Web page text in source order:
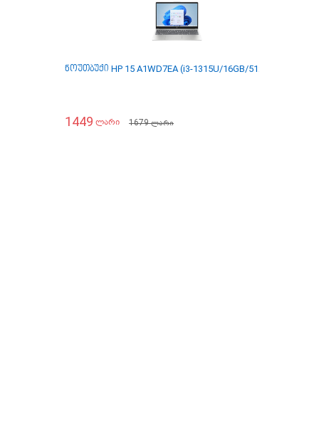
ნოუთბუქი HP 15 A1WD7EA (i3-1315U/16GB/512GB)
1449 ლარი 1679ლარი